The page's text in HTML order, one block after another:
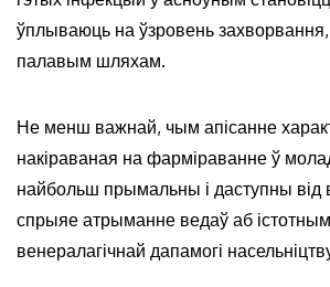
ўплываюць на ўзровень
палавым шляхам.
Не менш важнай, чым апісанне
накіраваная на фарміраванне ў
найбольш прымальны і даступны від
спрыяе атрыманне ведаў аб
венералагічнай дапамогі